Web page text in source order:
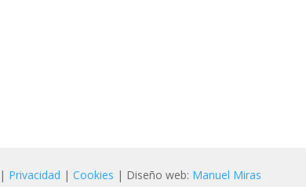
| Privacidad |Cookies | Diseño web: Manuel Miras